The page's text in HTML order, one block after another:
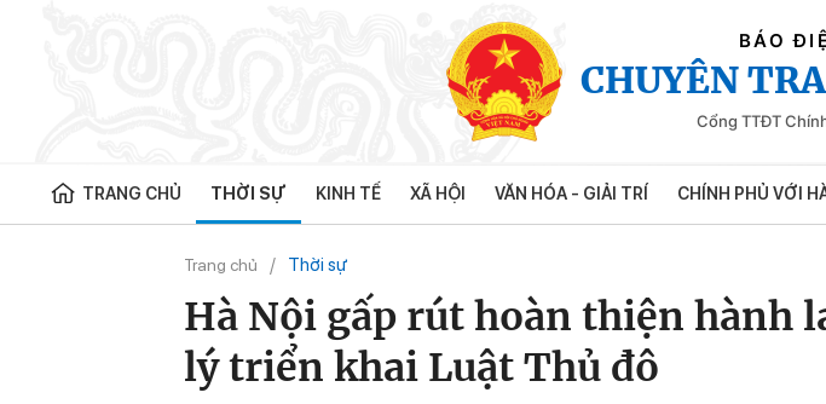
BÁO
CHUYÊN
Cổng TTĐT
TRANG CHỦ THỜI SỰ KINH TẾ XÃ HỘI VĂN HÓA - GIẢI TRÍ CHÍNH PHỦ VỚI
Trang chủ Thời sự
Hà Nội gấp rút hoàn thiện hành
lý triển khai Luật Thủ đô